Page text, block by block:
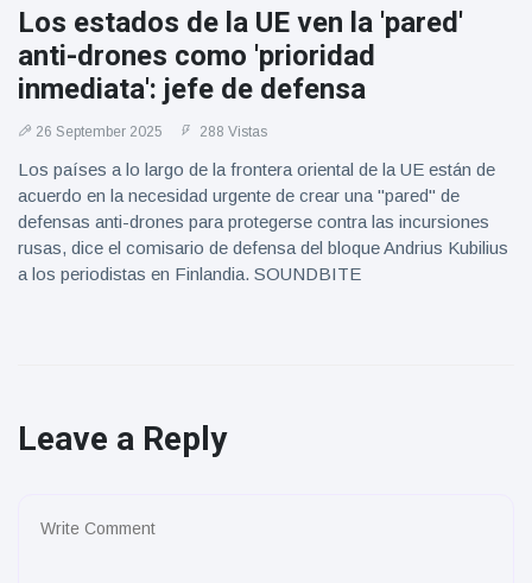
Los estados de la UE ven la 'pared'
anti-drones como 'prioridad
inmediata': jefe de defensa
26 September 2025 288 Vistas
Los países a lo largo de la frontera oriental de la UE están de
acuerdo en la necesidad urgente de crear una "pared" de
defensas anti-drones para protegerse contra las incursiones
rusas, dice el comisario de defensa del bloque Andrius Kubilius
a los periodistas en Finlandia. SOUNDBITE
Leave a Reply